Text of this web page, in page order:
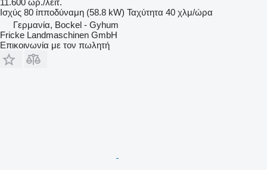
Ισχύς 80 ίπποδύναμη (58.8 kW) Ταχύτητα 40 χλμ/ώρα
Γερμανία, Bockel - Gyhum
Fricke Landmaschinen GmbH
Επικοινωνία με τον πωλητή